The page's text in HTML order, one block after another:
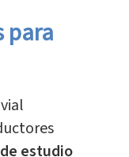
para
estudio